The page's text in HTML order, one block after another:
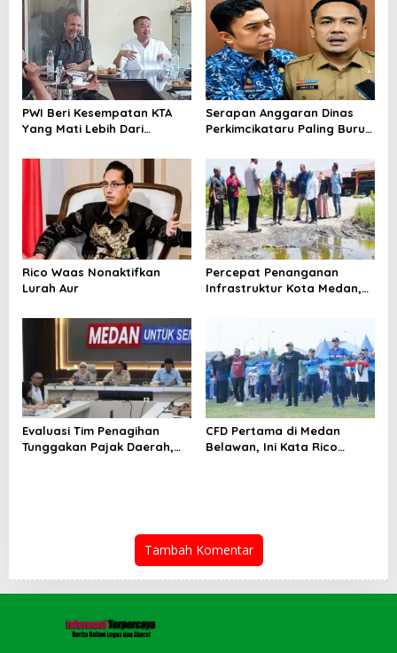
PWI Beri Kesempatan KTA
Yang Mati Lebih Dari
Serapan Anggaran Dinas
Perkimcikataru Paling Buruk,
Dievaluasi
Rico Waas Nonaktifkan
Lurah Aur
Percepat Penanganan
Infrastruktur Kota Medan,
Evaluasi Tim Penagihan
Tunggakan Pajak Daerah,
CFD Pertama di Medan
Belawan, Ini Kata Rico
Tambah Komentar